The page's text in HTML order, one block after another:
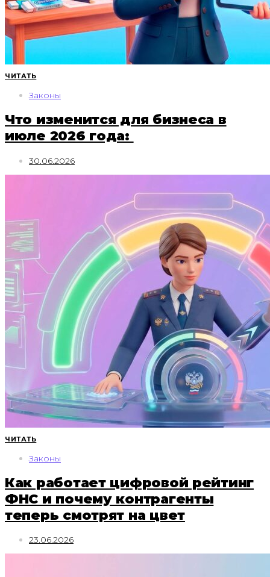
ЧИТАТЬ
Законы
Что изменится для бизнеса в
июле 2026 года:
30.06.2026
ЧИТАТЬ
Законы
Как работает цифровой рейтинг
ФНС и почему контрагенты
теперь смотрят на цвет
23.06.2026